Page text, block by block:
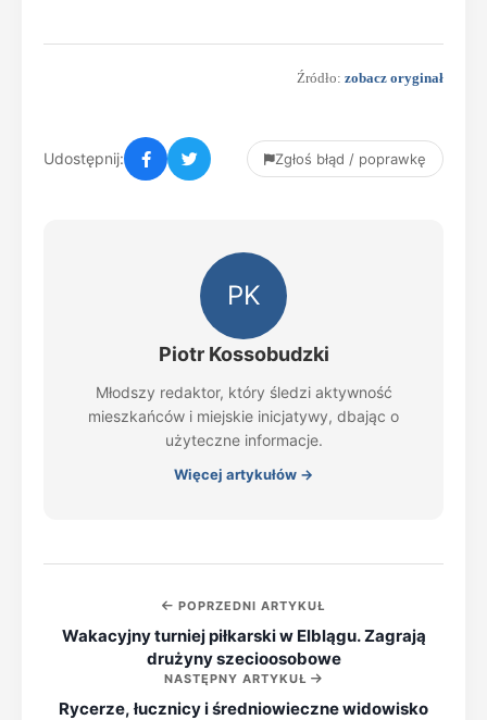
Źródło: zobacz oryginał
Udostępnij: Zgłoś błąd / poprawkę
PK
Piotr Kossobudzki
Młodszy redaktor, który śledzi aktywność
mieszkańców i miejskie inicjatywy, dbając o
użyteczne informacje.
Więcej artykułów →
POPRZEDNI ARTYKUŁ
Wakacyjny turniej piłkarski w Elblągu. Zagrają
drużyny szecioosobowe
NASTĘPNY ARTYKUŁ
Rycerze, łucznicy i średniowieczne widowisko